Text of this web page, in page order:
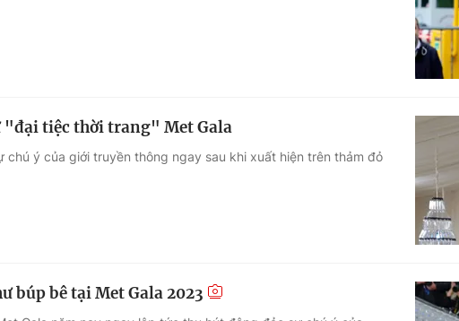
tiệc thời trang" Met Gala
chú ý của giới truyền thông ngay sau khi xuất hiện trên thảm đỏ
búp bê tại Met Gala 2023